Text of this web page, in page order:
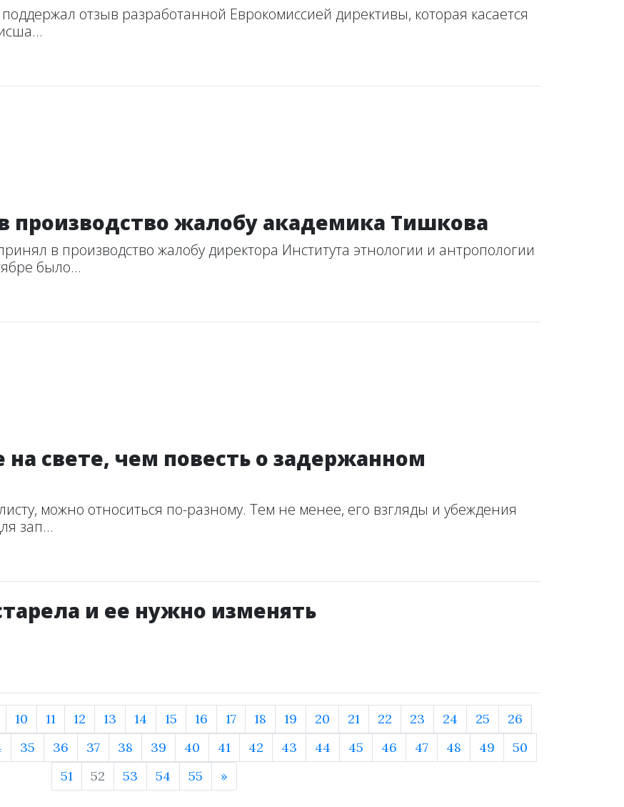
отзыв разработанной Еврокомиссией директивы, которая касается
производство жалобу академика Тишкова
в производство жалобу директора Института этнологии и антропологии
было...
на свете, чем повесть о задержанном
можно относиться по-разному. Тем не менее, его взгляды и убеждения
зап...
и ее нужно изменять
10 11 12 13 14 15 16 17 18 19 20 21 22 23 24 25
26
35 36 37 38 39 40 41 42 43 44 45 46 47 48 49
50
51
52 53 54 55 »